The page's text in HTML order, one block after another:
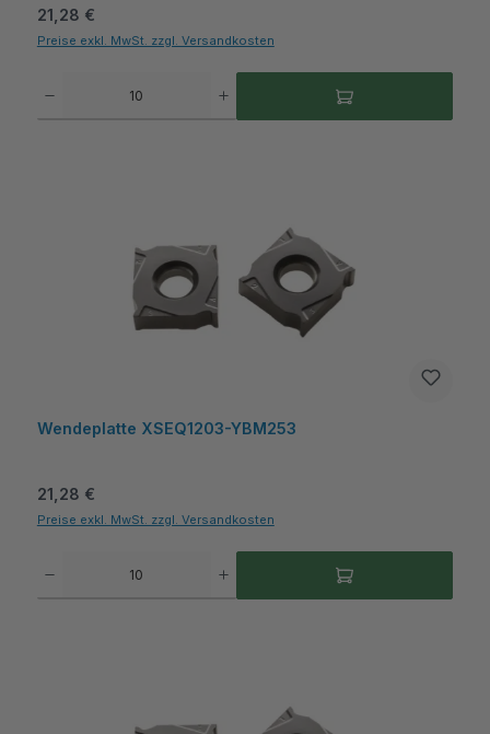
Regulärer Preis:
21,28 €
Preise exkl. MwSt. zzgl. Versandkosten
Wendeplatte XSEQ1203-YBM253
Regulärer Preis:
21,28 €
Preise exkl. MwSt. zzgl. Versandkosten